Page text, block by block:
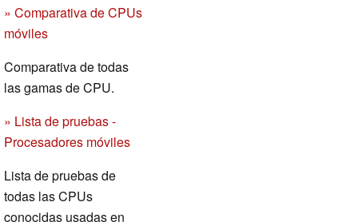
» Comparativa de CPUs
móviles
Comparativa de todas
las gamas de CPU.
» Lista de pruebas -
Procesadores móviles
Lista de pruebas de
todas las CPUs
conocidas usadas en